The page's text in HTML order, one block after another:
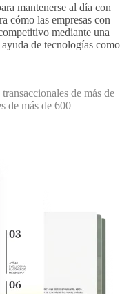
mantenerse al día con
cómo las empresas con
mediante una
de tecnologías como
de más de
de más de 600